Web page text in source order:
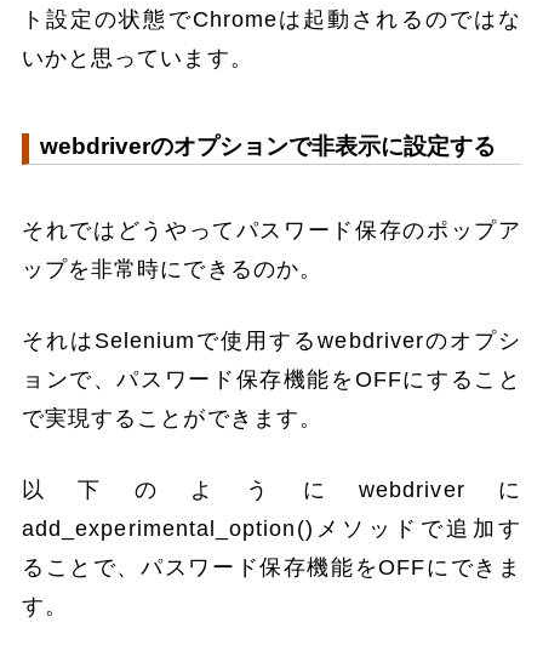
ト設定の状態でChromeは起動されるのではな
いかと思っています。
webdriverのオプションで非表示に設定する
それではどうやってパスワード保存のポップア
ップを非常時にできるのか。
それはSeleniumで使用するwebdriverのオプシ
ョンで、パスワード保存機能をOFFにすること
で実現することができます。
以下のようにwebdriverに
add_experimental_option()メソッドで追加す
ることで、パスワード保存機能をOFFにできま
す。